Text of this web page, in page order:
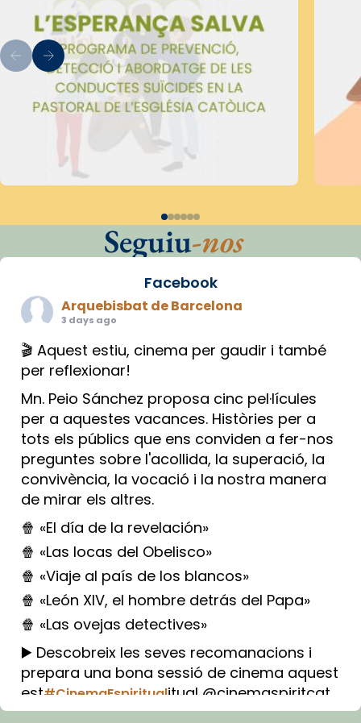
Seguiu-nos
Facebook
Arquebisbat de Barcelona
3 days ago
🎬 Aquest estiu, cinema per gaudir i també
per reflexionar!
Mn. Peio Sánchez proposa cinc pel·lícules
per a aquestes vacances. Històries per a
tots els públics que ens conviden a fer-nos
preguntes sobre l'acollida, la superació, la
convivència, la vocació i la nostra manera
de mirar els altres.
🍿 «El día de la revelación»
🍿 «Las locas del Obelisco»
🍿 «Viaje al país de los blancos»
🍿 «León XIV, el hombre detrás del Papa»
🍿 «Las ovejas detectives»
▶️ Descobreix les seves recomanacions i
prepara una bona sessió de cinema aquest
est#CinemaEspiritualitual @cinemaspiritcat